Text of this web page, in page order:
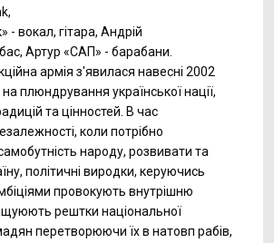
- вокал, гітара, Андрій
Артур «САП» - барабани.
армія з'явилася навесні 2002
плюндрування української нації,
та цінностей. В час
коли потрібно
народу, розвивати та
політичні виродки, керуючись
провокують внутрішню
рештки національної
перетворюючи їх в натовп рабів,